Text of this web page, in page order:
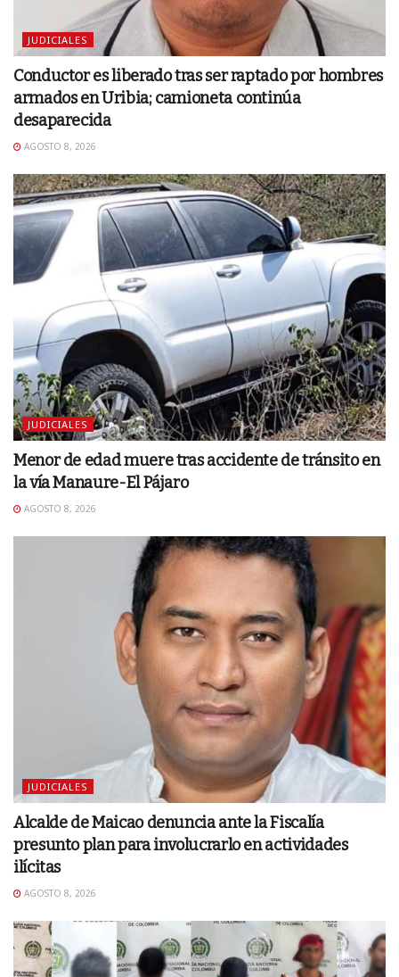
JUDICIALES
Conductor es liberado tras ser raptado por hombres
armados en Uribia; camioneta continúa
desaparecida
AGOSTO 8, 2026
JUDICIALES
Menor de edad muere tras accidente de tránsito en
la vía Manaure-El Pájaro
AGOSTO 8, 2026
JUDICIALES
Alcalde de Maicao denuncia ante la Fiscalía
presunto plan para involucrarlo en actividades
ilícitas
AGOSTO 8, 2026